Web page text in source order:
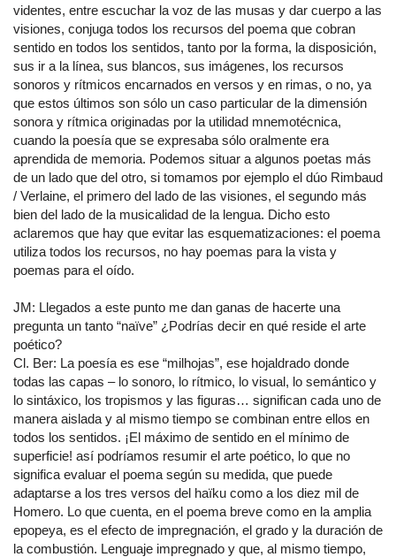
videntes, entre escuchar la voz de las musas y dar cuerpo a las
visiones, conjuga todos los recursos del poema que cobran
sentido en todos los sentidos, tanto por la forma, la disposición,
sus ir a la línea, sus blancos, sus imágenes, los recursos
sonoros y rítmicos encarnados en versos y en rimas, o no, ya
que estos últimos son sólo un caso particular de la dimensión
sonora y rítmica originadas por la utilidad mnemotécnica,
cuando la poesía que se expresaba sólo oralmente era
aprendida de memoria. Podemos situar a algunos poetas más
de un lado que del otro, si tomamos por ejemplo el dúo Rimbaud
/ Verlaine, el primero del lado de las visiones, el segundo más
bien del lado de la musicalidad de la lengua. Dicho esto
aclaremos que hay que evitar las esquematizaciones: el poema
utiliza todos los recursos, no hay poemas para la vista y
poemas para el oído.
JM: Llegados a este punto me dan ganas de hacerte una
pregunta un tanto “naïve” ¿Podrías decir en qué reside el arte
poético?
Cl. Ber: La poesía es ese “milhojas”, ese hojaldrado donde
todas las capas – lo sonoro, lo rítmico, lo visual, lo semántico y
lo sintáxico, los tropismos y las figuras… significan cada uno de
manera aislada y al mismo tiempo se combinan entre ellos en
todos los sentidos. ¡El máximo de sentido en el mínimo de
superficie! así podríamos resumir el arte poético, lo que no
significa evaluar el poema según su medida, que puede
adaptarse a los tres versos del haïku como a los diez mil de
Homero. Lo que cuenta, en el poema breve como en la amplia
epopeya, es el efecto de impregnación, el grado y la duración de
la combustión. Lenguaje impregnado y que, al mismo tiempo,